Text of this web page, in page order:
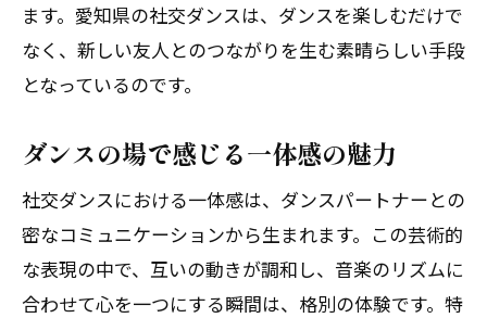
ます。愛知県の社交ダンスは、ダンスを楽しむだけで
なく、新しい友人とのつながりを生む素晴らしい手段
となっているのです。
ダンスの場で感じる一体感の魅力
社交ダンスにおける一体感は、ダンスパートナーとの
密なコミュニケーションから生まれます。この芸術的
な表現の中で、互いの動きが調和し、音楽のリズムに
合わせて心を一つにする瞬間は、格別の体験です。特